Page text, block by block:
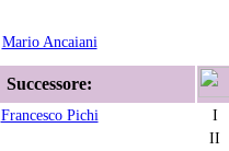
Mario Ancaiani
Successore:
Francesco Pichi
I
II